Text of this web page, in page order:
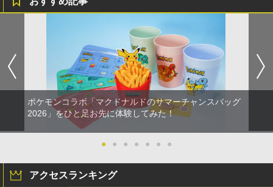
ポケモンコラボ「マクドナルドのサマーチャンスバッグ
2026」をひと足お先に体験してみた！
● ● ● ● ● ● ●
アクセスランキング